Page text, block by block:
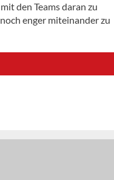
den Teams daran zu
enger miteinander zu